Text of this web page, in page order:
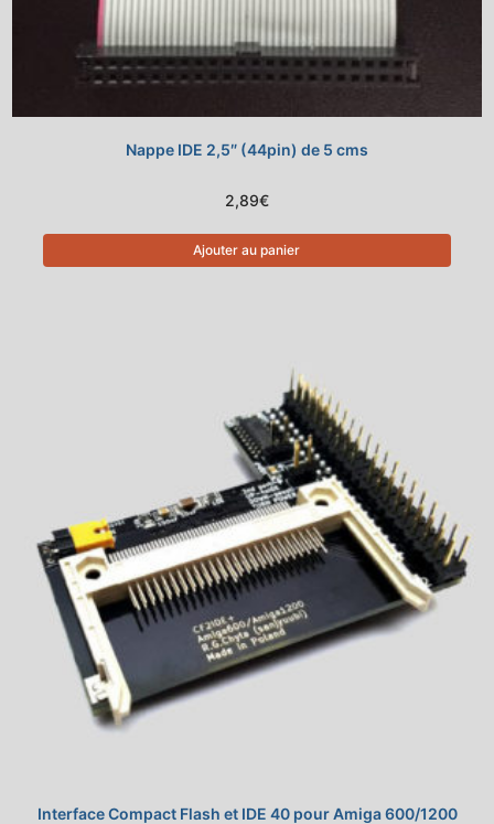
Nappe IDE 2,5″ (44pin) de 5 cms
2,89€
Ajouter au panier
Interface Compact Flash et IDE 40 pour Amiga 600/1200